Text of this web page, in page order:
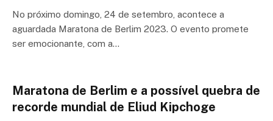
No próximo domingo, 24 de setembro, acontece a
aguardada Maratona de Berlim 2023. O evento promete
ser emocionante, com a…
Maratona de Berlim e a possível quebra de
recorde mundial de Eliud Kipchoge